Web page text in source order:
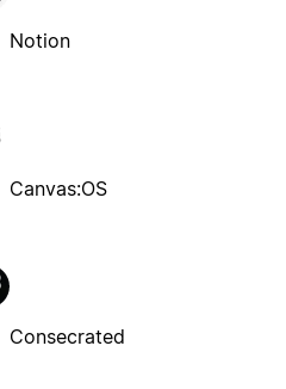
Notion
Canvas:OS
Consecrated